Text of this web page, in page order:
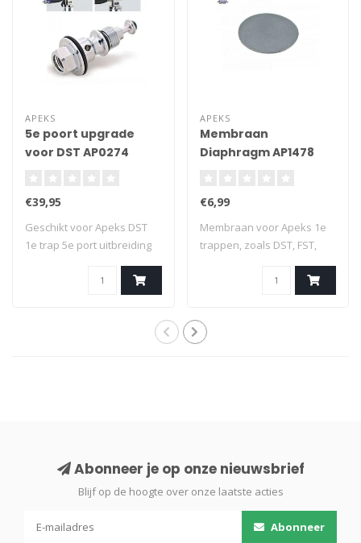
APEKS
5e poort upgrade
voor DST AP0274
€39,95
Geschikt voor Apeks DST
1e trap 5e port uitbreiding
APEKS
Membraan
Diaphragm AP1478
€6,99
Membraan voor Apeks 1e
trappen, zoals DST, FST,
Abonneer je op onze nieuwsbrief
Blijf op de hoogte over onze laatste acties
Abonneer